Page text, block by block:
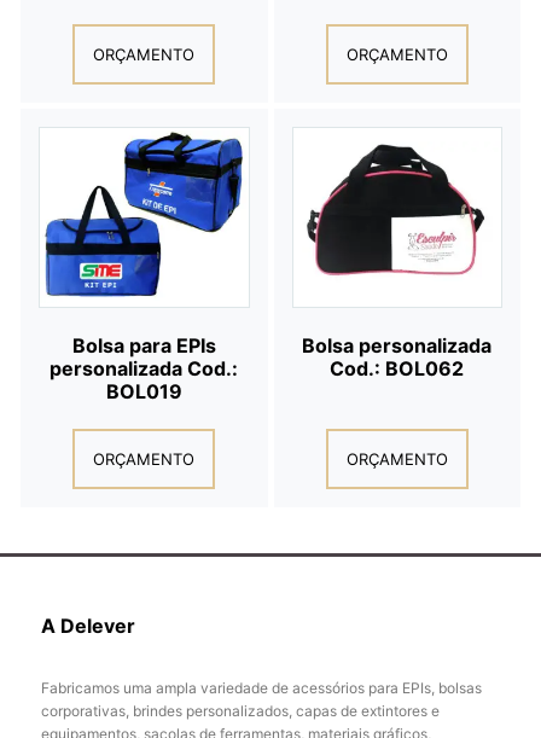
ORÇAMENTO ORÇAMENTO
Bolsa para EPIs
personalizada Cod.:
BOL019
ORÇAMENTO
Bolsa personalizada
Cod.: BOL062
ORÇAMENTO
A Delever
Fabricamos uma ampla variedade de acessórios para EPIs, bolsas
corporativas, brindes personalizados, capas de extintores e
equipamentos, sacolas de ferramentas, materiais gráficos,